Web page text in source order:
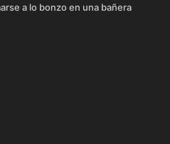
a lo bonzo en una bañera